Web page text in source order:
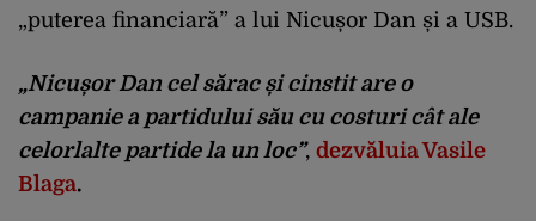
„puterea financiară” a lui Nicușor Dan și a USB.
„Nicușor Dan cel sărac și cinstit are o
campanie a partidului său cu costuri cât ale
celorlalte partide la un loc”, dezvăluia Vasile
Blaga.